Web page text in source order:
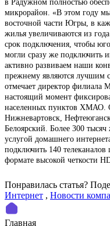
в Радужном полностью
микрорайон. «В этом году
восточной части Югры, в
жилья увеличиваются из
срок подключения, чтобы
могли сразу же подключить
активно развиваем наши
прежнему являются лучшим
отмечает директор
настоящий момент
населенных пунктов ХМАО.
Нижневартовск,
Белоярский. Более 300
услугой домашнего
подключить 140
формате высокой четкости
Понравилась статья?
Интернет , Новости
Главная